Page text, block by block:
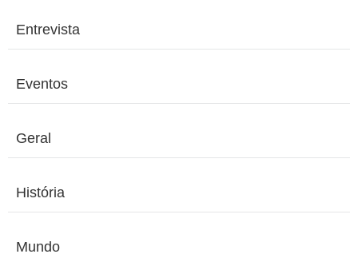
Entrevista
Eventos
Geral
História
Mundo